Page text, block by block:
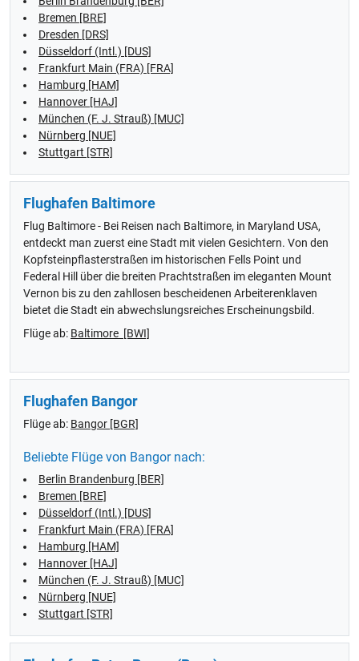
Bremen [BRE]
Dresden [DRS]
Düsseldorf (Intl.) [DUS]
Frankfurt Main (FRA) [FRA]
Hamburg [HAM]
Hannover [HAJ]
München (F. J. Strauß) [MUC]
Nürnberg [NUE]
Stuttgart [STR]
Flughafen Baltimore
Flug Baltimore - Bei Reisen nach Baltimore, in Maryland USA,
entdeckt man zuerst eine Stadt mit vielen Gesichtern. Von den
Kopfsteinpflasterstraßen im historischen Fells Point und
Federal Hill über die breiten Prachtstraßen im eleganten Mount
Vernon bis zu den zahllosen bescheidenen Arbeiterenklaven
bietet die Stadt ein abwechslungsreiches Erscheinungsbild.
Flüge ab: Baltimore [BWI]
Flughafen Bangor
Flüge ab: Bangor [BGR]
Beliebte Flüge von Bangor nach:
Berlin Brandenburg [BER]
Bremen [BRE]
Düsseldorf (Intl.) [DUS]
Frankfurt Main (FRA) [FRA]
Hamburg [HAM]
Hannover [HAJ]
München (F. J. Strauß) [MUC]
Nürnberg [NUE]
Stuttgart [STR]